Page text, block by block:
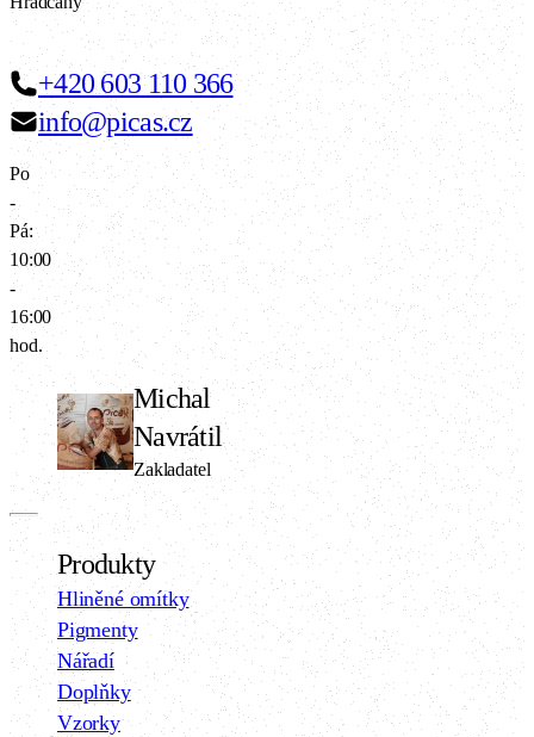
+420 603 110 366
info@picas.cz
Po
-
Pá:
10:00
-
16:00
hod.
Michal
Navrátil
Zakladatel
Produkty
Hliněné omítky
Pigmenty
Nářadí
Doplňky
Vzorky